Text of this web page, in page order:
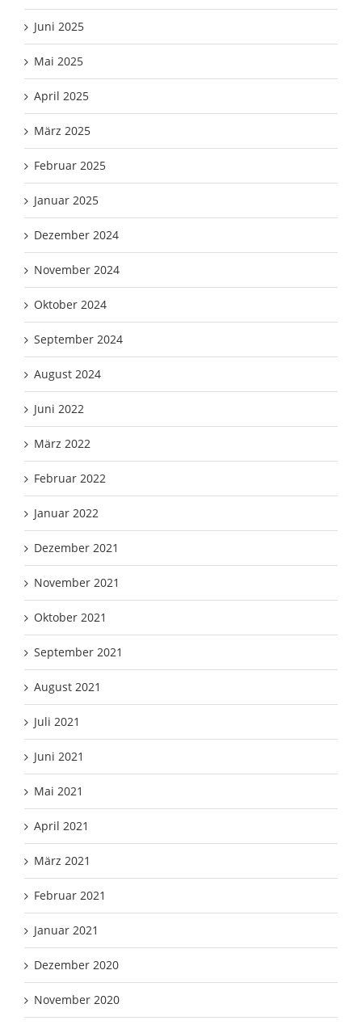
Juni 2025
Mai 2025
April 2025
März 2025
Februar 2025
Januar 2025
Dezember 2024
November 2024
Oktober 2024
September 2024
August 2024
Juni 2022
März 2022
Februar 2022
Januar 2022
Dezember 2021
November 2021
Oktober 2021
September 2021
August 2021
Juli 2021
Juni 2021
Mai 2021
April 2021
März 2021
Februar 2021
Januar 2021
Dezember 2020
November 2020